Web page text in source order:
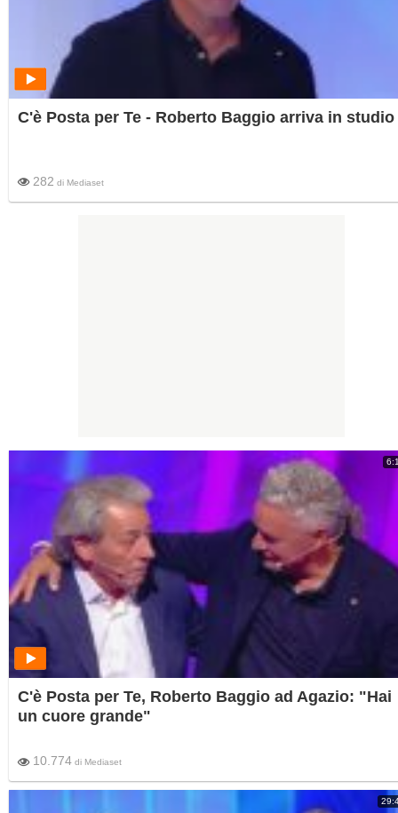
C'è Posta per Te - Roberto Baggio arriva in studio
282 di Mediaset
C'è Posta per Te, Roberto Baggio ad Agazio: "Hai
un cuore grande"
10.774 di Mediaset